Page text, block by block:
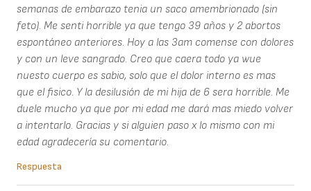
semanas de embarazo tenia un saco amembrionado (sin
feto). Me senti horrible ya que tengo 39 años y 2 abortos
espontáneo anteriores. Hoy a las 3am comense con dolores
y con un leve sangrado. Creo que caera todo ya wue
nuesto cuerpo es sabio, solo que el dolor interno es mas
que el fisico. Y la desilusión de mi hija de 6 sera horrible. Me
duele mucho ya que por mi edad me dará mas miedo volver
a intentarlo. Gracias y si alguien paso x lo mismo con mi
edad agradecería su comentario.
Respuesta